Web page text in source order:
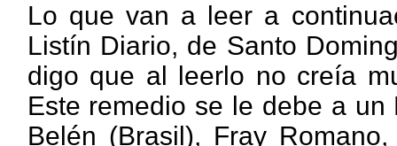
Lo que van a leer a
Listín Diario, de Santo
digo que al leerlo no creía
Este remedio se le debe a
Belén (Brasil), Fray